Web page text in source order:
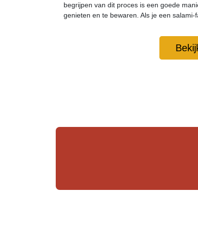
begrijpen van dit proces is een goede
genieten en te bewaren. Als je een